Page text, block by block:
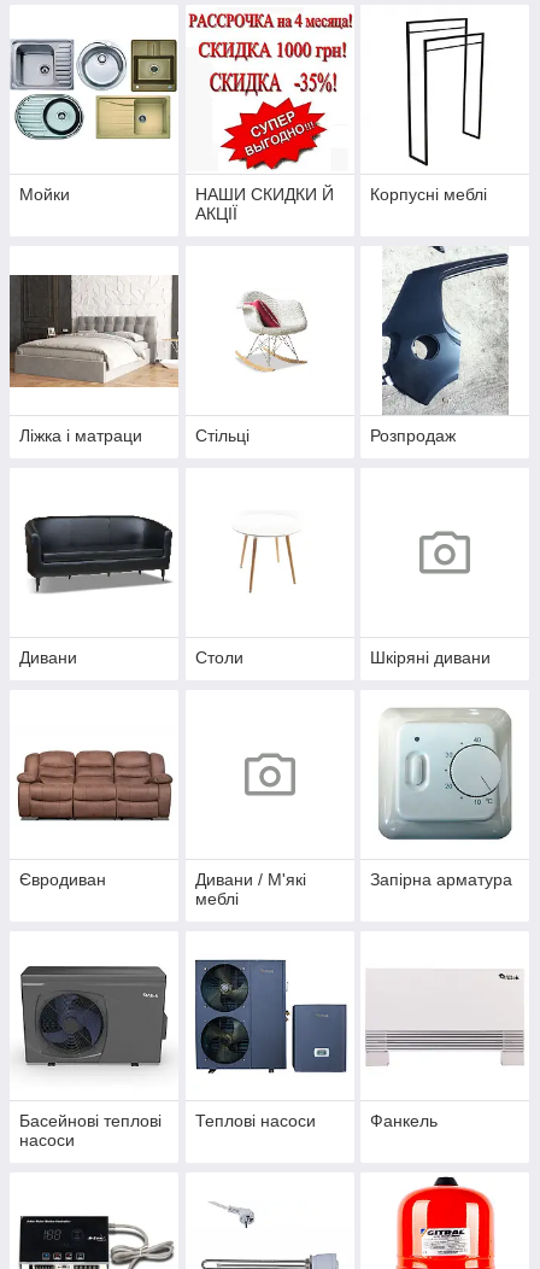
Мойки
НАШИ СКИДКИ Й
АКЦІЇ
Корпусні меблі
Ліжка і матраци Стільці Розпродаж
Дивани Столи Шкіряні дивани
Євродиван
Дивани / М'які
меблі
Запірна арматура
Басейнові теплові
насоси
Теплові насоси Фанкель